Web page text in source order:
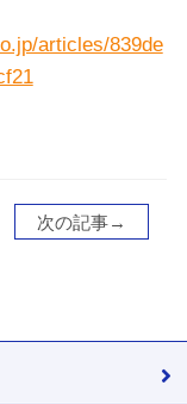
articles/839de
次の記事→